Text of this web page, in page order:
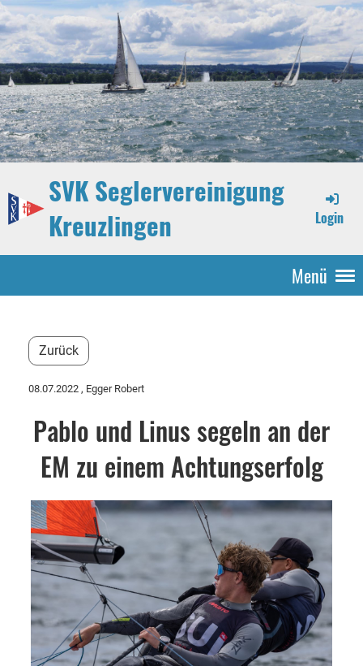
SVK Seglervereinigung
Kreuzlingen
Login
Menü
Zurück
08.07.2022 , Egger Robert
Pablo und Linus segeln an der
EM zu einem Achtungserfolg